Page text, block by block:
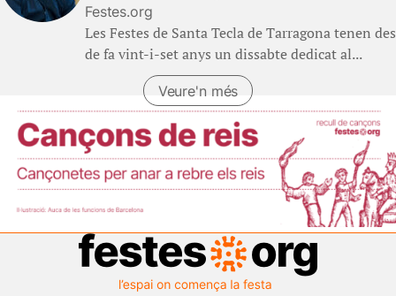
Festes.org
Les Festes de Santa Tecla de Tarragona tenen des
de fa vint-i-set anys un dissabte dedicat al...
Veure'n més